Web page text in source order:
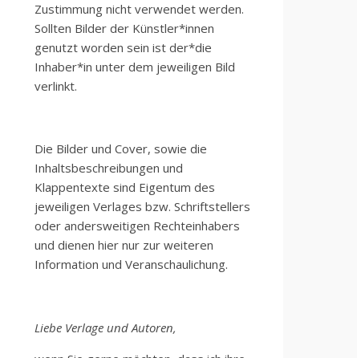
Zustimmung nicht verwendet werden.
Sollten Bilder der Künstler*innen
genutzt worden sein ist der*die
Inhaber*in unter dem jeweiligen Bild
verlinkt.
Die Bilder und Cover, sowie die
Inhaltsbeschreibungen und
Klappentexte sind Eigentum des
jeweiligen Verlages bzw. Schriftstellers
oder andersweitigen Rechteinhabers
und dienen hier nur zur weiteren
Information und Veranschaulichung.
Liebe Verlage und Autoren,